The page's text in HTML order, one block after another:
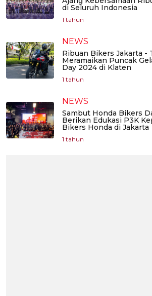
di Seluruh Indonesia
1 tahun
NEWS
Ribuan Bikers Jakarta -
Meramaikan Puncak
Day 2024 di Klaten
1 tahun
NEWS
Sambut Honda Bikers
Berikan Edukasi P3K
Bikers Honda di Jakarta
1 tahun